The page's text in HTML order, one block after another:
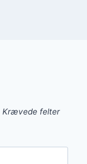
Krævede felter